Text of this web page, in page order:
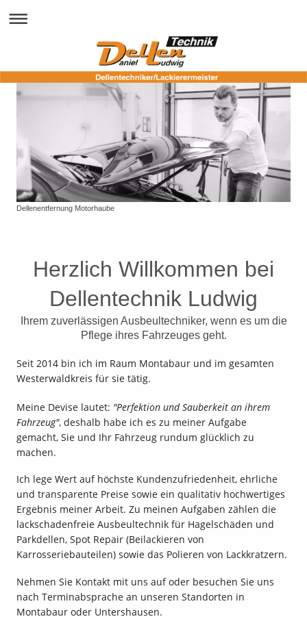
Dellenentfernung Motorhaube
Herzlich Willkommen bei
Dellentechnik Ludwig
Ihrem zuverlässigen Ausbeultechniker, wenn es um die
Pflege ihres Fahrzeuges geht.
Seit 2014 bin ich im Raum Montabaur und im gesamten
Westerwaldkreis für sie tätig.
Meine Devise lautet: "Perfektion und Sauberkeit an ihrem
Fahrzeug", deshalb habe ich es zu meiner Aufgabe
gemacht, Sie und Ihr Fahrzeug rundum glücklich zu
machen.
Ich lege Wert auf höchste Kundenzufriedenheit, ehrliche
und transparente Preise sowie ein qualitativ hochwertiges
Ergebnis meiner Arbeit. Zu meinen Aufgaben zählen die
lackschadenfreie Ausbeultechnik für Hagelschäden und
Parkdellen, Spot Repair (Beilackieren von
Karrosseriebauteilen) sowie das Polieren von Lackkratzern.
Nehmen Sie Kontakt mit uns auf oder besuchen Sie uns
nach Terminabsprache an unseren Standorten in
Montabaur oder Untershausen.